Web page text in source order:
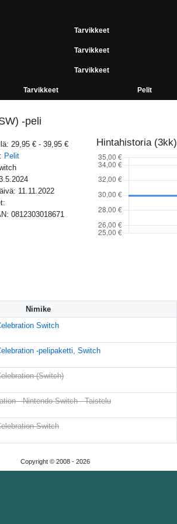
Tarvikkeet
Tarvikkeet
Tarvikkeet
Tarvikkeet Pelit
-peli
29,95 € - 39,95 €
Pelit
11.11.2022
: 0812303018671
Hintahistoria (3kk)
Nimike
Switch
-pelipaketti, Switch
(Switch)
- Nintendo Switch - Taistelu
Switch
Copyright © 2008 - 2026